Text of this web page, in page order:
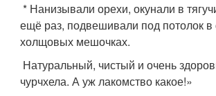
* Нанизывали орехи, окунали в
ещё раз, подвешивали под потолок в
холщовых мешочках.
Натуральный, чистый и очень
чурчхела. А уж лакомство какое!»